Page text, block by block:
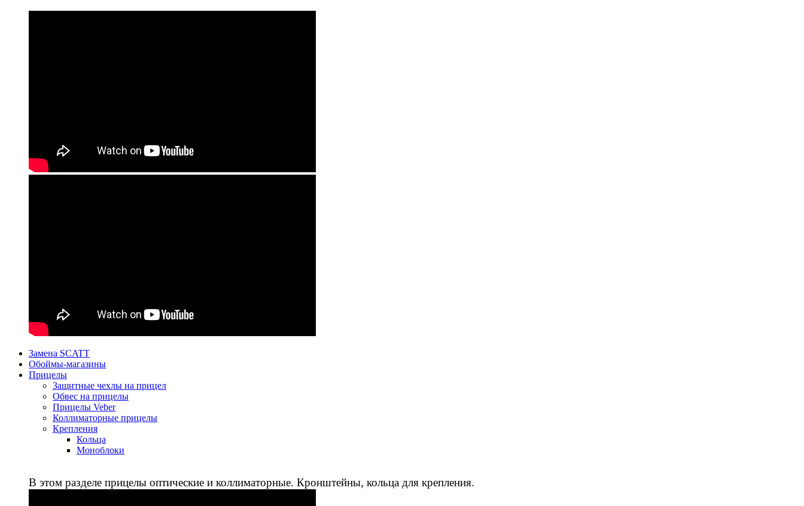
Замена SCATT
Обоймы-магазины
Прицелы
Защитные чехлы на прицел
Обвес на прицелы
Прицелы Veber
Коллиматорные прицелы
Крепления
Кольца
Моноблоки
В этом разделе прицелы оптические и коллиматорные. Кронштейны, кольца для крепления.